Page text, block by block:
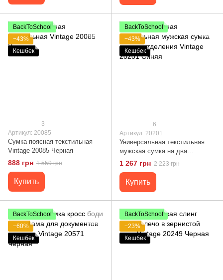
BackToSchool
−43%
Кешбек
3
Артикул: 20085
Сумка поясная текстильная
Vintage 20085 Черная
888 грн 1 559 грн
Купить
BackToSchool
−43%
Кешбек
6
Артикул: 20201
Универсальная текстильная
мужская сумка на два
отделения Vintage 20201 Синяя
1 267 грн 2 223 грн
Купить
BackToSchool
−60%
Кешбек
BackToSchool
−23%
Кешбек